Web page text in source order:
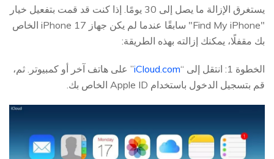
يستغرق الإزالة ما يصل إلى 30 يومًا. إذا كنت قد قمت بتفعيل خيار
"Find My iPhone" سابقًا عندما لم يكن جهاز iPhone 17 الخاص
بك مقفلًا، يمكنك إزالته بهذه الطريقة:
الخطوة 1: انتقل إلى “ iCloud.com” على هاتف آخر أو كمبيوتر. ثم،
قم بتسجيل الدخول باستخدام Apple ID الخاص بك.